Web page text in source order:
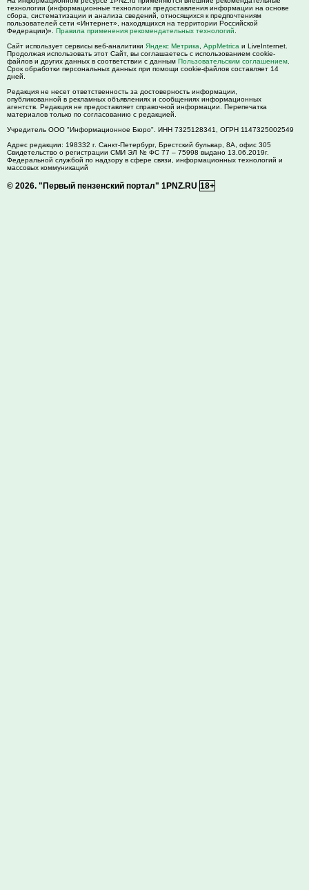
технологии (информационные технологии предоставления информации на основе
сбора, систематизации и анализа сведений, относящихся к предпочтениям
пользователей сети «Интернет», находящихся на территории Российской
Федерации)». Правила применения рекомендательных технологий
Сайт использует сервисы веб-аналитики Яндекс Метрика AppMetrica и LiveInternet.
Продолжая использовать этот Сайт, вы соглашаетесь с использованием cookie-
файлов и других данных в соответствии с данным Пользовательским соглашением
Срок обработки персональных данных при помощи cookie-файлов составляет 14
дней.
Редакция не несет ответственность за достоверность информации,
опубликованной в рекламных объявлениях и сообщениях информационных
агентств. Редакция не предоставляет справочной информации. Перепечатка
материалов только по согласованию с редакцией.
Учредитель ООО "Информационное Бюро". ИНН 7325128341, ОГРН 1147325002549
Адрес редакции: 198332 г. Санкт-Петербург, Брестский бульвар, 8А, офис 305
Свидетельство о регистрации СМИ ЭЛ № ФС 77 – 75998 выдано 13.06.2019г.
Федеральной службой по надзору в сфере связи, информационных технологий и
массовых коммуникаций
© 2026. "Первый пензенский портал" 1PNZ.RU 18+